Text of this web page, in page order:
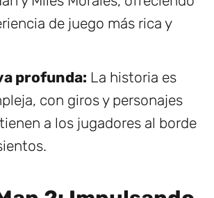
de juego más rica y
profunda: La historia es
con giros y personajes
a los jugadores al borde